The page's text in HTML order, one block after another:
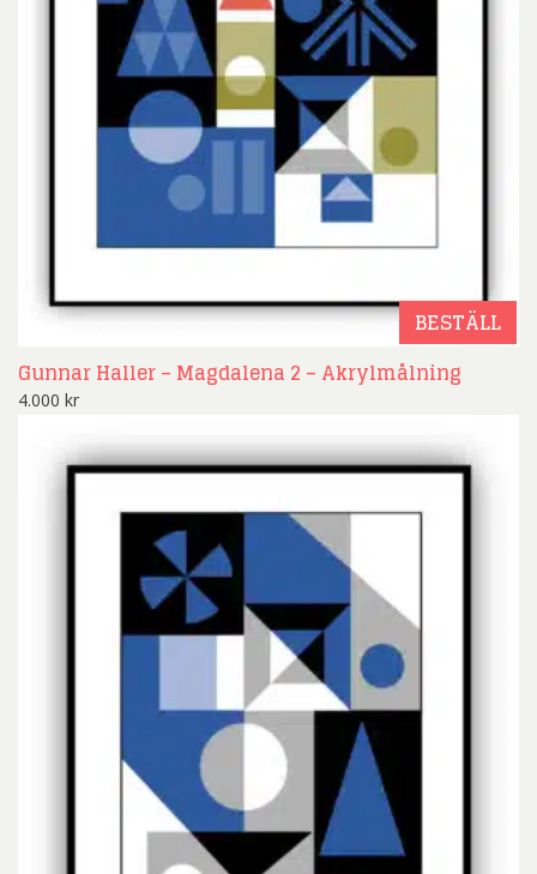
BESTÄLL
Gunnar Haller – Magdalena 2 – Akrylmålning
4.000 kr